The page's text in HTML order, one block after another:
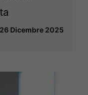
26 Dicembre 2025